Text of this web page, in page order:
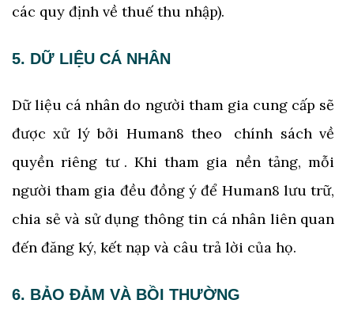
các quy định về thuế thu nhập).
5. DỮ LIỆU CÁ NHÂN
Dữ liệu cá nhân do người tham gia cung cấp sẽ
được xử lý bởi Human8 theo
chính sách về
quyền riêng tư . Khi tham gia nền tảng, mỗi
người tham gia đều đồng ý để Human8 lưu trữ,
chia sẻ và sử dụng thông tin cá nhân liên quan
đến đăng ký, kết nạp và câu trả lời của họ.
6. BẢO ĐẢM VÀ BỒI THƯỜNG